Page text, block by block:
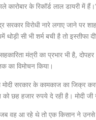
कारोबार के रिकॉर्ड लाल डायरी में
सरकार विरोधी नारे लगाए जाने
सी भी शर्म बची है तो इस्तीफा
मंत्री का प्रभार भी है,
का विमोचन किया।
सरकार के कामकाज का जिक्र
को छह हजार रुपये दे रही है। मोदी
जब वह आ रहे थे तो एक किसान ने उनसे